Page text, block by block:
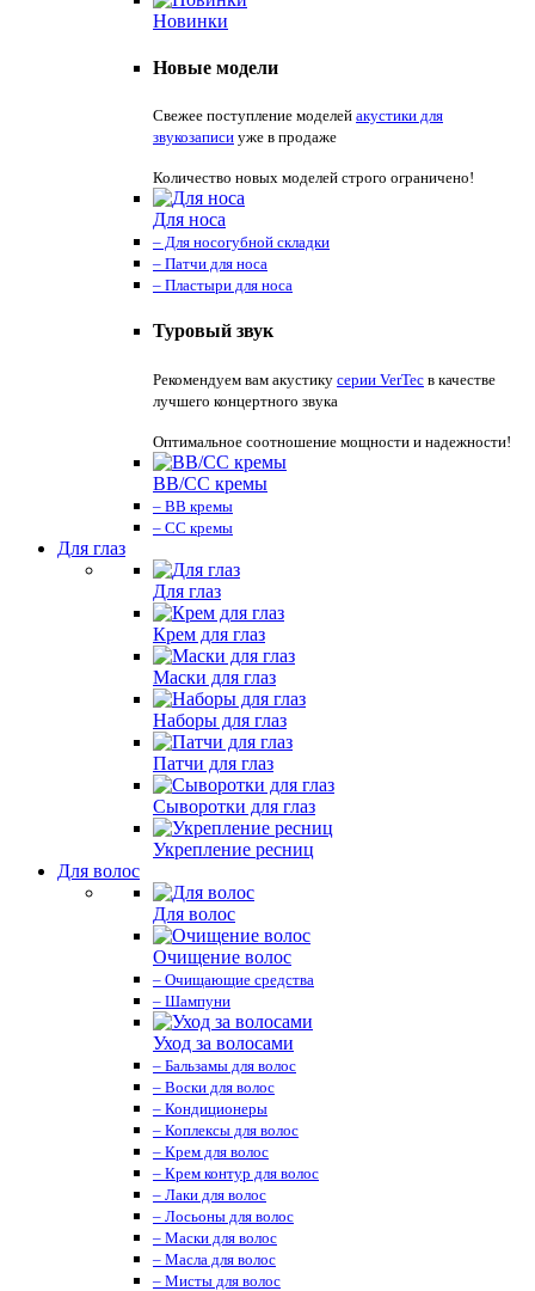
Новинки
Новые модели
Свежее поступление моделей акустики для
звукозаписи уже в продаже
Количество новых моделей строго ограничено!
Для носа
– Для носогубной складки
– Патчи для носа
– Пластыри для носа
Туровый звук
Рекомендуем вам акустику серии VerTec в качестве
лучшего концертного звука
Оптимальное соотношение мощности и надежности!
ВВ/СС кремы
– ВВ кремы
– СС кремы
Для глаз
Для глаз
Крем для глаз
Маски для глаз
Наборы для глаз
Патчи для глаз
Сыворотки для глаз
Укрепление ресниц
Для волос
Для волос
Очищение волос
– Очищающие средства
– Шампуни
Уход за волосами
– Бальзамы для волос
– Воски для волос
– Кондиционеры
– Коплексы для волос
– Крем для волос
– Крем контур для волос
– Лаки для волос
– Лосьоны для волос
– Маски для волос
– Масла для волос
– Мисты для волос